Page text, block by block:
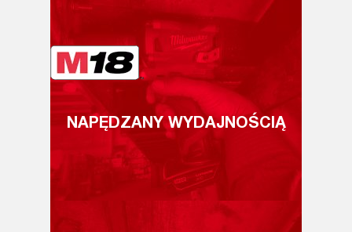
NAPĘDZANY WYDAJNOŚCIĄ